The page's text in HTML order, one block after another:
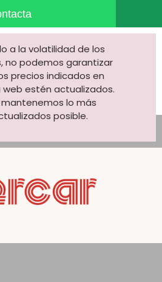
a la volatilidad de los
no podemos garantizar
precios indicados en
web estén actualizados.
mantenemos lo más
posible.